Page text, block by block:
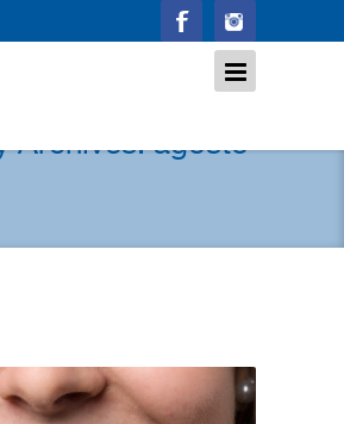
Archives:agosto